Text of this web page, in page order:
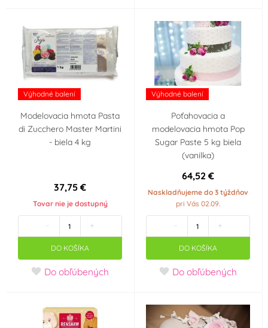
Výhodné balení
Modelovacia hmota Pasta
di Zucchero Master Martini
- biela 4 kg
37,75 €
Tovar nie je dostupný
- +
DO KOŠÍKA
Do obľúbených
Výhodné balení
Poťahovacia a
modelovacia hmota Pop
Sugar Paste 5 kg biela
(vanilka)
64,52 €
Naskladňujeme do 3 týždňov
pri Vás 02.09.
- +
DO KOŠÍKA
Do obľúbených